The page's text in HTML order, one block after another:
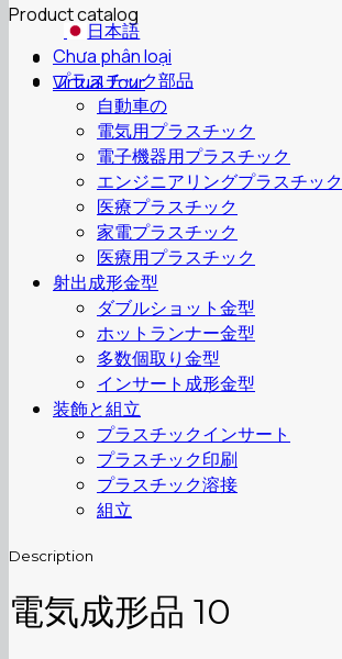
日本語
Virtual Tour
Product catalog
Chưa phân loại
プラスチック部品
自動車の
電気用プラスチック
電子機器用プラスチック
エンジニアリングプラスチック
医療プラスチック
家電プラスチック
医療用プラスチック
射出成形金型
ダブルショット金型
ホットランナー金型
多数個取り金型
インサート成形金型
装飾と組立
プラスチックインサート
プラスチック印刷
プラスチック溶接
組立
Description
電気成形品 10